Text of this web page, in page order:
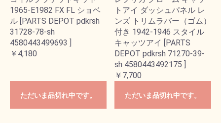
1965-E1982 FX FL ショベ
ル [PARTS DEPOT pdkrsh
31728-78-sh
4580443499693 ]
￥4,180
ただいま品切れ中です。
トアイ ダッシュパネル レ
ンズ トリムラバー（ゴム）
付き 1942-1946 スタイル
キャッツアイ [PARTS
DEPOT pdkrsh 71270-39-
sh 4580443492175 ]
￥7,700
ただいま品切れ中です。